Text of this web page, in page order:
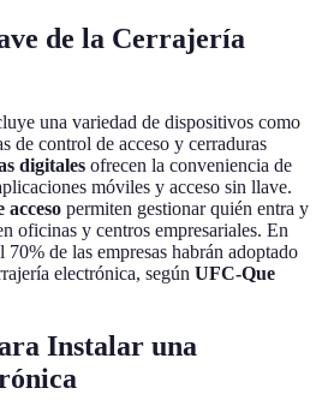
de la Cerrajería
una variedad de dispositivos como
de control de acceso y cerraduras
digitales ofrecen la conveniencia de
móviles y acceso sin llave.
acceso permiten gestionar quién entra y
oficinas y centros empresariales. En
70% de las empresas habrán adoptado
electrónica, según UFC-Que
Instalar una